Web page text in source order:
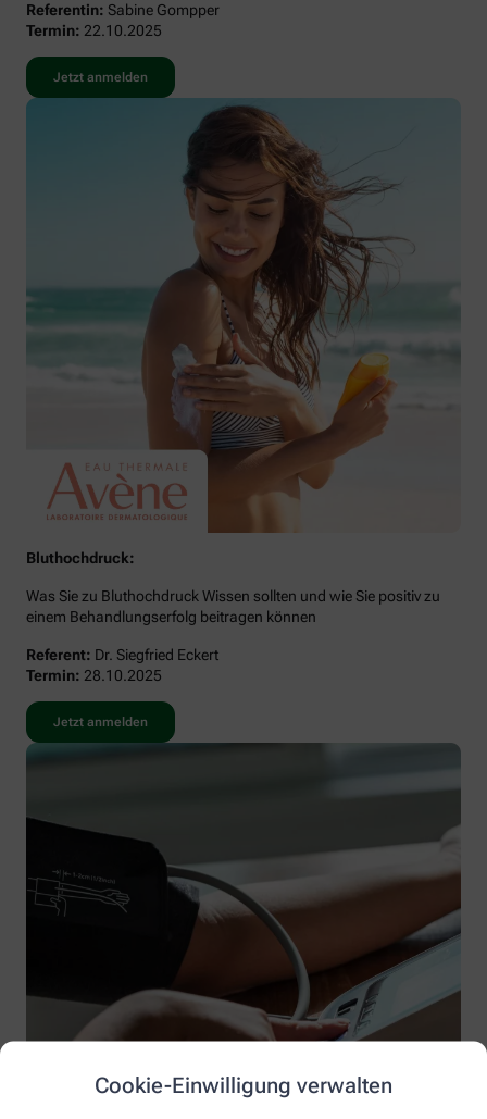
Cookie-Einwilligung verwalten
Referentin: Sabine Gompper
Termin: 22.10.2025
Jetzt anmelden
Bluthochdruck:
Was Sie zu Bluthochdruck Wissen sollten und wie Sie positiv zu
einem Behandlungserfolg beitragen können
Referent: Dr. Siegfried Eckert
Termin: 28.10.2025
Jetzt anmelden